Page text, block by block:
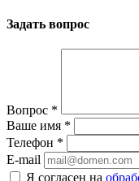
Задать вопрос
Вопрос *
Ваше имя *
Телефон *
E-mail
Я согласен на